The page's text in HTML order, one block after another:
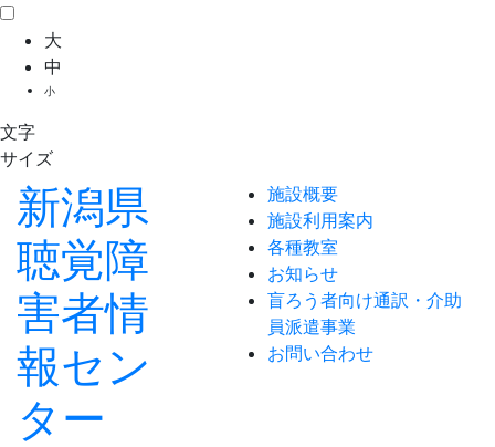
大
中
小
文字
サイズ
新潟県
聴覚障
害者情
報セン
ター
施設概要
施設利用案内
各種教室
お知らせ
盲ろう者向け通訳・介助
員派遣事業
お問い合わせ